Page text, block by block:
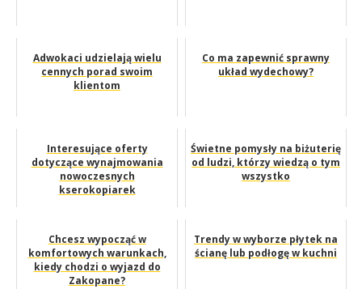
Adwokaci udzielają wielu
cennych porad swoim
klientom
Co ma zapewnić sprawny
układ wydechowy?
Interesujące oferty
dotyczące wynajmowania
nowoczesnych
kserokopiarek
Świetne pomysły na biżuterię
od ludzi, którzy wiedzą o tym
wszystko
Chcesz wypocząć w
komfortowych warunkach,
kiedy chodzi o wyjazd do
Zakopane?
Trendy w wyborze płytek na
ścianę lub podłogę w kuchni